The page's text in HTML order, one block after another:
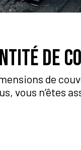
de
de
vous n’êtes